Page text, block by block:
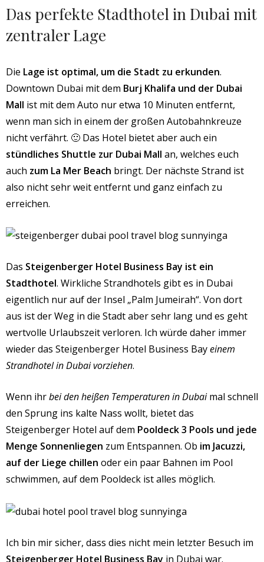
Das perfekte Stadthotel in Dubai mit
zentraler Lage
Die Lage ist optimal, um die Stadt zu erkunden.
Downtown Dubai mit dem Burj Khalifa und der Dubai
Mall ist mit dem Auto nur etwa 10 Minuten entfernt,
wenn man sich in einem der großen Autobahnkreuze
nicht verfährt. 🙂 Das Hotel bietet aber auch ein
stündliches Shuttle zur Dubai Mall an, welches euch
auch zum La Mer Beach bringt. Der nächste Strand ist
also nicht sehr weit entfernt und ganz einfach zu
erreichen.
Das Steigenberger Hotel Business Bay ist ein
Stadthotel. Wirkliche Strandhotels gibt es in Dubai
eigentlich nur auf der Insel „Palm Jumeirah“. Von dort
aus ist der Weg in die Stadt aber sehr lang und es geht
wertvolle Urlaubszeit verloren. Ich würde daher immer
wieder das Steigenberger Hotel Business Bayeinem
Strandhotel in Dubai vorziehen.
Wenn ihrbei den heißen Temperaturen in Dubaimal schnell
den Sprung ins kalte Nass wollt, bietet das
Steigenberger Hotel auf dem Pooldeck 3 Pools und jede
Menge Sonnenliegen zum Entspannen. Ob im Jacuzzi,
auf der Liege chillen oder ein paar Bahnen im Pool
schwimmen, auf dem Pooldeck ist alles möglich.
Ich bin mir sicher, dass dies nicht mein letzter Besuch im
Steigenberger Hotel Business Bay in Dubai war.